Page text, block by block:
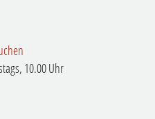
10.00 Uhr